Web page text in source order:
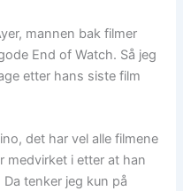
mannen bak filmer
End of Watch. Så jeg
etter hans siste film
det har vel alle filmene
medvirket i etter at han
tenker jeg kun på